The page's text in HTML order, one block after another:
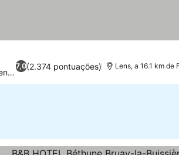
7,0(2.374 pontuações) Lens, a 16.1 km